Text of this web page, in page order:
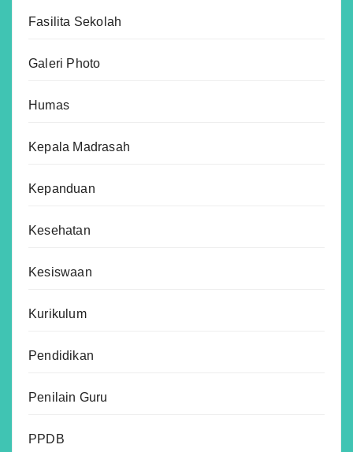
Fasilita Sekolah
Galeri Photo
Humas
Kepala Madrasah
Kepanduan
Kesehatan
Kesiswaan
Kurikulum
Pendidikan
Penilain Guru
PPDB